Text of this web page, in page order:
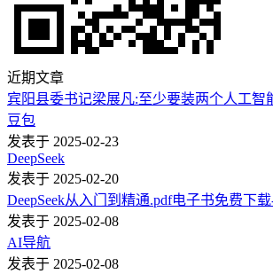
近期文章
宾阳县委书记梁展凡:至少要装两个人工智
豆包
发表于 2025-02-23
DeepSeek
发表于 2025-02-20
DeepSeek从入门到精通.pdf电子书免费下
发表于 2025-02-08
AI导航
发表于 2025-02-08